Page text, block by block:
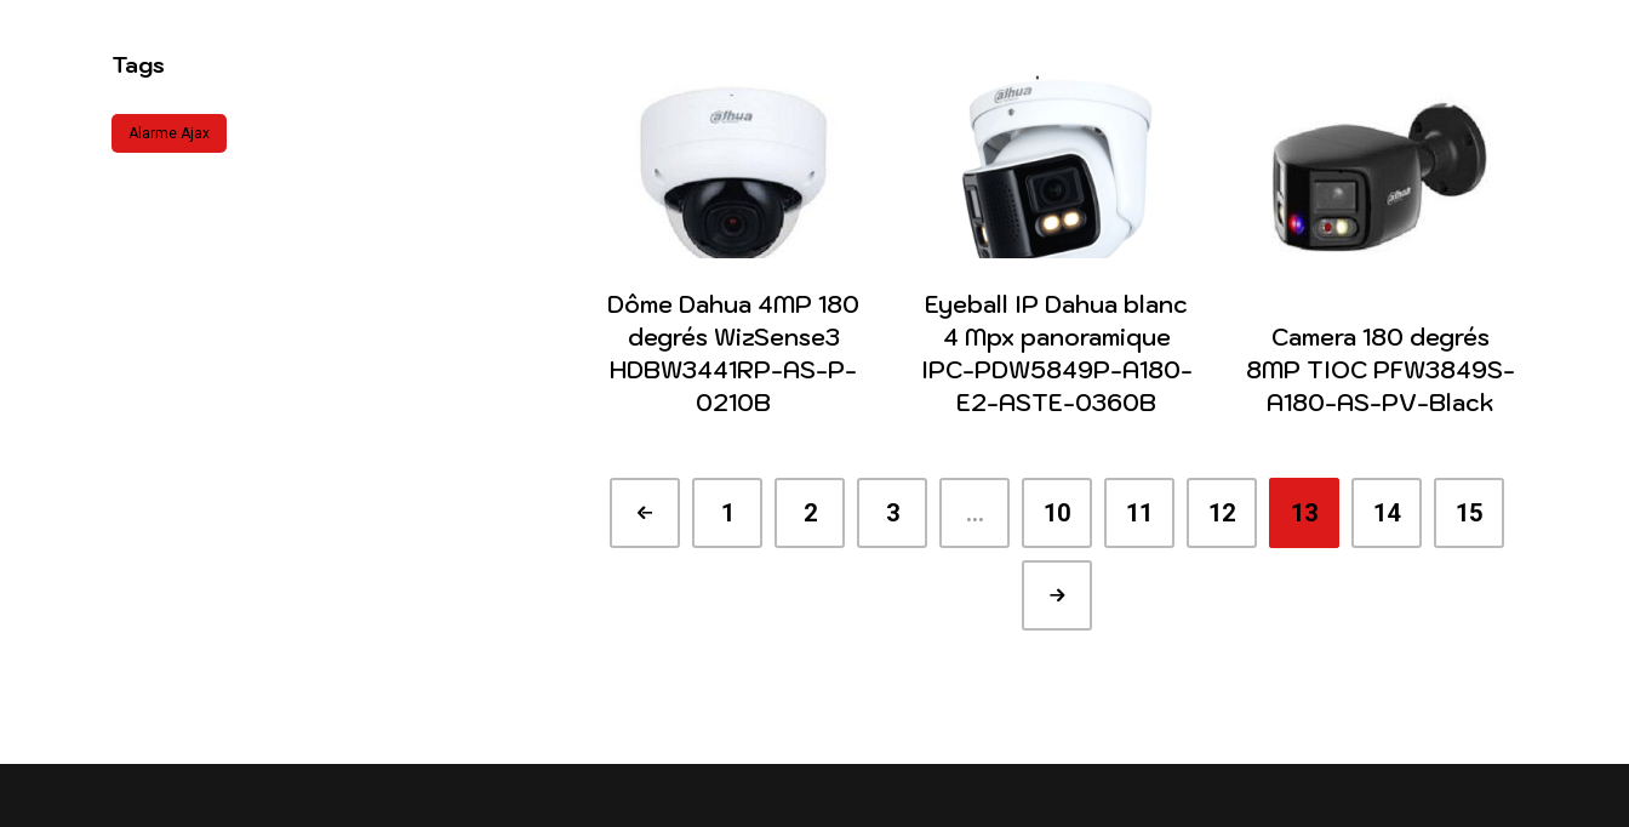
Dôme Dahua 4MP 180
degrés WizSense3
HDBW3441RP-AS-P-
0210B
Eyeball IP Dahua blanc
4 Mpx panoramique
IPC-PDW5849P-A180-
E2-ASTE-0360B
Camera 180 degrés
8MP TIOC PFW3849S-
A180-AS-PV-Black
1 2 3 … 10 11 12 13 14 15
Tags
Alarme Ajax